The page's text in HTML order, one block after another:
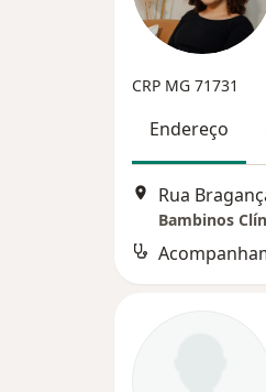
CRP MG 71731
Endereço
Rua
Bambinos